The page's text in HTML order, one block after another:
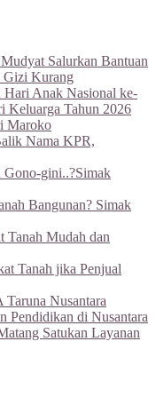
Salurkan Bantuan
Gizi Kurang
Anak Nasional ke-
Keluarga Tahun 2026
Maroko
Nama KPR,
Gono-gini..?Simak
Bangunan? Simak
Tanah Mudah dan
Tanah jika Penjual
Nusantara
Pendidikan di Nusantara
Satukan Layanan